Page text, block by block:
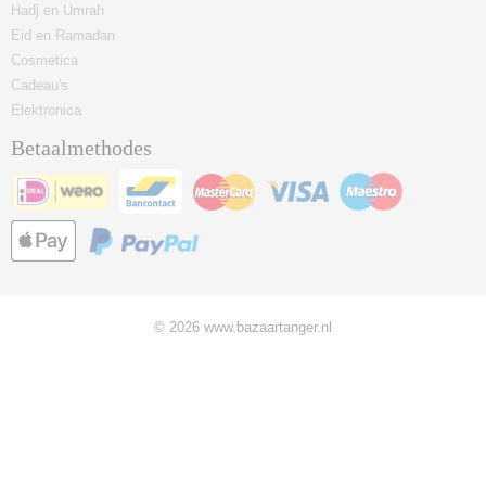
Hadj en Umrah
Eid en Ramadan
Cosmetica
Cadeau's
Elektronica
Betaalmethodes
© 2026 www.bazaartanger.nl